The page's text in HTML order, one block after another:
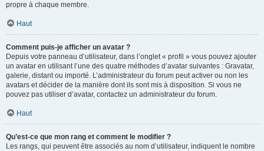
propre à chaque membre.
Haut
Comment puis-je afficher un avatar ?
Depuis votre panneau d’utilisateur, dans l’onglet « profil » vous pouvez ajouter
un avatar en utilisant l’une des quatre méthodes d’avatar suivantes : Gravatar,
galerie, distant ou importé. L’administrateur du forum peut activer ou non les
avatars et décider de la manière dont ils sont mis à disposition. Si vous ne
pouvez pas utiliser d’avatar, contactez un administrateur du forum.
Haut
Qu’est-ce que mon rang et comment le modifier ?
Les rangs, qui peuvent être associés au nom d’utilisateur, indiquent le nombre